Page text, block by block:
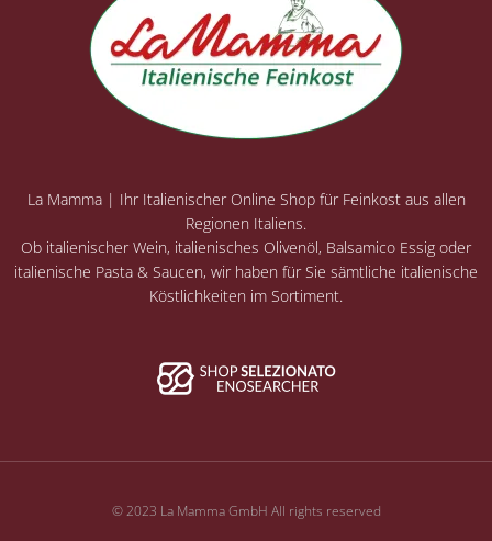
La Mamma | Ihr Italienischer Online Shop für Feinkost aus allen
Regionen Italiens.
Ob italienischer Wein, italienisches Olivenöl, Balsamico Essig oder
italienische Pasta & Saucen, wir haben für Sie sämtliche italienische
Köstlichkeiten im Sortiment.
© 2023 La Mamma GmbH All rights reserved